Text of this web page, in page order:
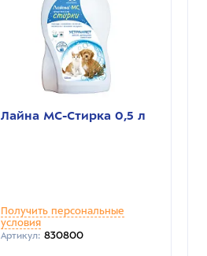
Лайна МС-Стирка 0,5 л
Получить персональные
условия
Артикул: 830800